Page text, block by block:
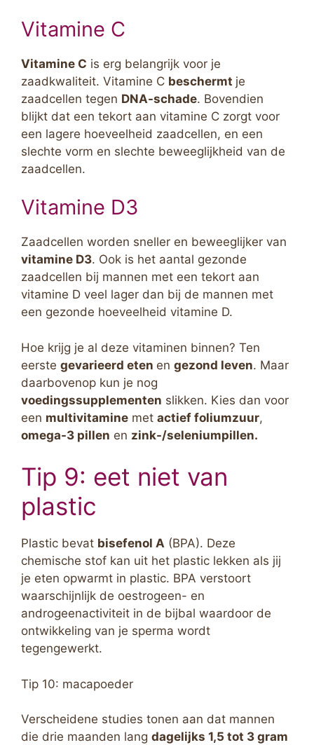
Vitamine C
Vitamine C is erg belangrijk voor je
zaadkwaliteit. Vitamine C beschermt je
zaadcellen tegen DNA-schade. Bovendien
blijkt dat een tekort aan vitamine C zorgt voor
een lagere hoeveelheid zaadcellen, en een
slechte vorm en slechte beweeglijkheid van de
zaadcellen.
Vitamine D3
Zaadcellen worden sneller en beweeglijker van
vitamine D3. Ook is het aantal gezonde
zaadcellen bij mannen met een tekort aan
vitamine D veel lager dan bij de mannen met
een gezonde hoeveelheid vitamine D.
Hoe krijg je al deze vitaminen binnen? Ten
eerste gevarieerd eten en gezond leven. Maar
daarbovenop kun je nog
voedingssupplementen slikken. Kies dan voor
een multivitamine met actief foliumzuur,
omega-3 pillen en zink-/seleniumpillen.
Tip 9: eet niet van
plastic
Plastic bevat bisefenol A (BPA). Deze
chemische stof kan uit het plastic lekken als jij
je eten opwarmt in plastic. BPA verstoort
waarschijnlijk de oestrogeen- en
androgeenactiviteit in de bijbal waardoor de
ontwikkeling van je sperma wordt
tegengewerkt.
Tip 10: macapoeder
Verscheidene studies tonen aan dat mannen
die drie maanden lang dagelijks 1,5 tot 3 gram